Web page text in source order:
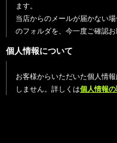
ます。
当店からのメールが届かない
のフォルダを、今一度ご確認お
個人情報について
お客様からいただいた個人情
しません。詳しくは個人情報